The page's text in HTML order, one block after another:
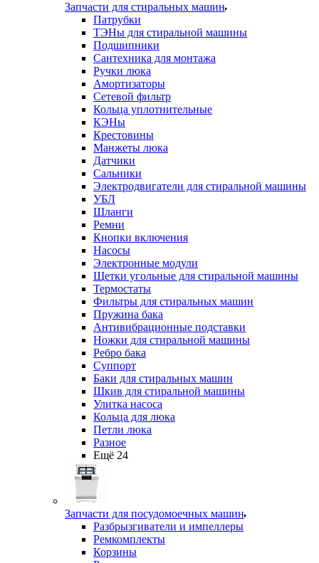
Запчасти для стиральных машин
Патрубки
ТЭНы для стиральной машины
Подшипники
Сантехника для монтажа
Ручки люка
Амортизаторы
Сетевой фильтр
Кольца уплотнительные
КЭНы
Крестовины
Манжеты люка
Датчики
Сальники
Электродвигатели для стиральной машины
УБЛ
Шланги
Ремни
Кнопки включения
Насосы
Электронные модули
Щетки угольные для стиральной машины
Термостаты
Фильтры для стиральных машин
Пружина бака
Антивибрационные подставки
Ножки для стиральной машины
Ребро бака
Суппорт
Баки для стиральных машин
Шкив для стиральной машины
Улитка насоса
Кольца для люка
Петли люка
Разное
Ещё 24
Запчасти для посудомоечных машин
Разбрызгиватели и импеллеры
Ремкомплекты
Корзины